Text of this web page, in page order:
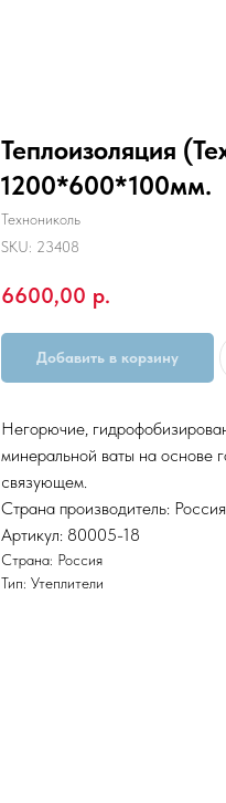
Теплоизоляция
1200*600*100мм.
Технониколь
SKU: 23408
6600,00 р.
Добавить в корзину
Негорючие,
минеральной ваты на основе
связующем.
Страна производитель: Россия
Артикул: 80005-18
Страна: Россия
Тип: Утеплители